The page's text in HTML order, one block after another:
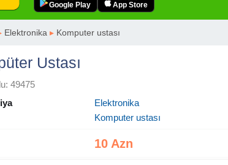
Google Play App Store
Elektronika ▸ Komputer ustası
Ustası
49475
Elektronika
Komputer ustası
10 Azn